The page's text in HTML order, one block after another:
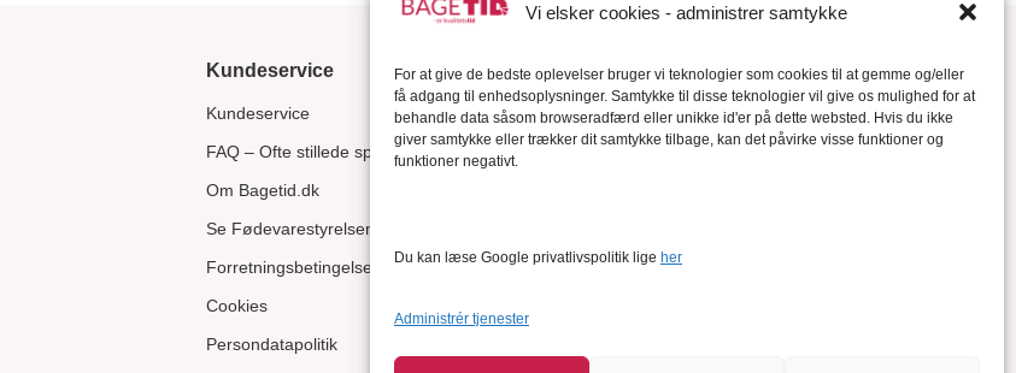
Vi elsker cookies - administrer samtykke
For at give de bedste oplevelser bruger vi teknologier som cookies til at gemme og/eller
få adgang til enhedsoplysninger. Samtykke til disse teknologier vil give os mulighed for at
behandle data såsom browseradfærd eller unikke id'er på dette websted. Hvis du ikke
giver samtykke eller trækker dit samtykke tilbage, kan det påvirke visse funktioner og
funktioner negativt.
Du kan læse Google privatlivspolitik lige her
Administrér tjenester
Kundeservice
Kundeservice
FAQ – Ofte stillede spørgsmål
Om Bagetid.dk
Se Fødevarestyrelsens smiley-rapporter
Forretningsbetingelser
Cookies
Persondatapolitik